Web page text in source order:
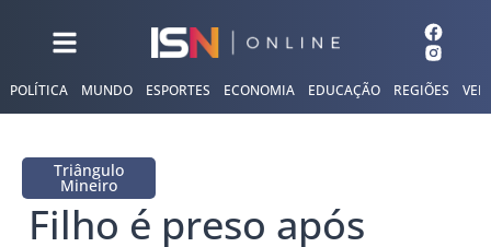
POLÍTICA MUNDO ESPORTES ECONOMIA EDUCAÇÃO REGIÕES
Triângulo
Mineiro
Filho é preso após